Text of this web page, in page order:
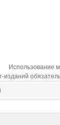
Использование
изданий